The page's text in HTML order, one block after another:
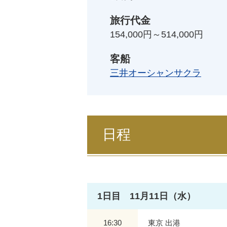
旅行代金
154,000円～514,000円
客船
三井オーシャンサクラ
日程
1日目 11月11日（水）
16:30 東京 出港